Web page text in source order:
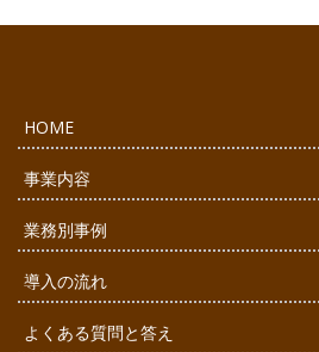
HOME
事業内容
業務別事例
導入の流れ
よくある質問と答え